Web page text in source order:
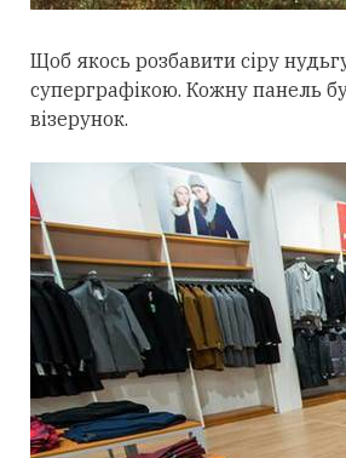
Щоб якось розбавити сіру
суперграфікою. Кожну панель
візерунок.